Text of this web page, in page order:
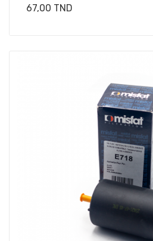
Prix
67,00 TND